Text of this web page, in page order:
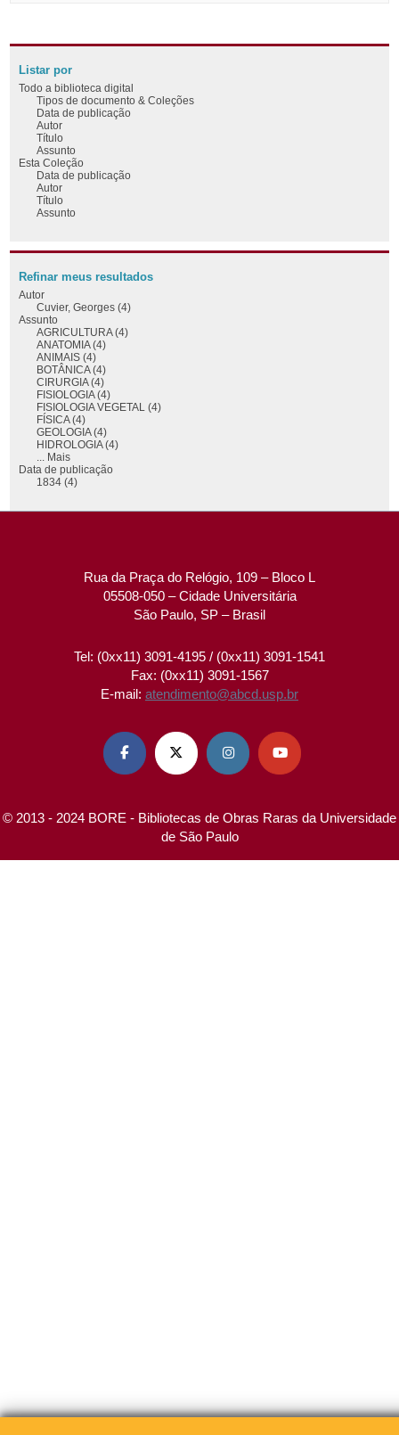
Listar por
Todo a biblioteca digital
Tipos de documento & Coleções
Data de publicação
Autor
Título
Assunto
Esta Coleção
Data de publicação
Autor
Título
Assunto
Refinar meus resultados
Autor
Cuvier, Georges (4)
Assunto
AGRICULTURA (4)
ANATOMIA (4)
ANIMAIS (4)
BOTÂNICA (4)
CIRURGIA (4)
FISIOLOGIA (4)
FISIOLOGIA VEGETAL (4)
FÍSICA (4)
GEOLOGIA (4)
HIDROLOGIA (4)
... Mais
Data de publicação
1834 (4)
Rua da Praça do Relógio, 109 – Bloco L
05508-050 – Cidade Universitária
São Paulo, SP – Brasil
Tel: (0xx11) 3091-4195 / (0xx11) 3091-1541
Fax: (0xx11) 3091-1567
E-mail: atendimento@abcd.usp.br
   
© 2013 - 2024 BORE - Bibliotecas de Obras Raras da Universidade
de São Paulo